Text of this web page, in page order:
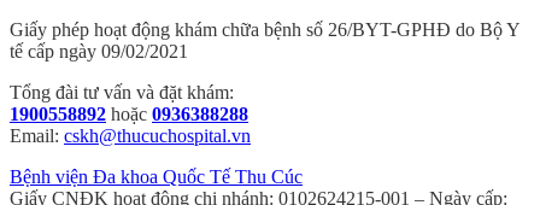
Giấy phép hoạt động khám chữa bệnh số 26/BYT-GPHĐ do Bộ Y
tế cấp ngày 09/02/2021
Tổng đài tư vấn và đặt khám:
1900558892 hoặc 0936388288
Email: cskh@thucuchospital.vn
Bệnh viện Đa khoa Quốc Tế Thu Cúc
Giấy CNĐK hoạt động chi nhánh: 0102624215-001 – Ngày cấp: